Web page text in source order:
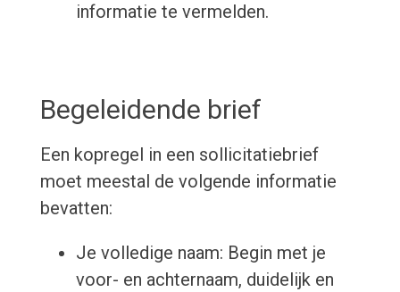
informatie te vermelden.
Begeleidende brief
Een kopregel in een sollicitatiebrief
moet meestal de volgende informatie
bevatten:
Je volledige naam: Begin met je
voor- en achternaam, duidelijk en